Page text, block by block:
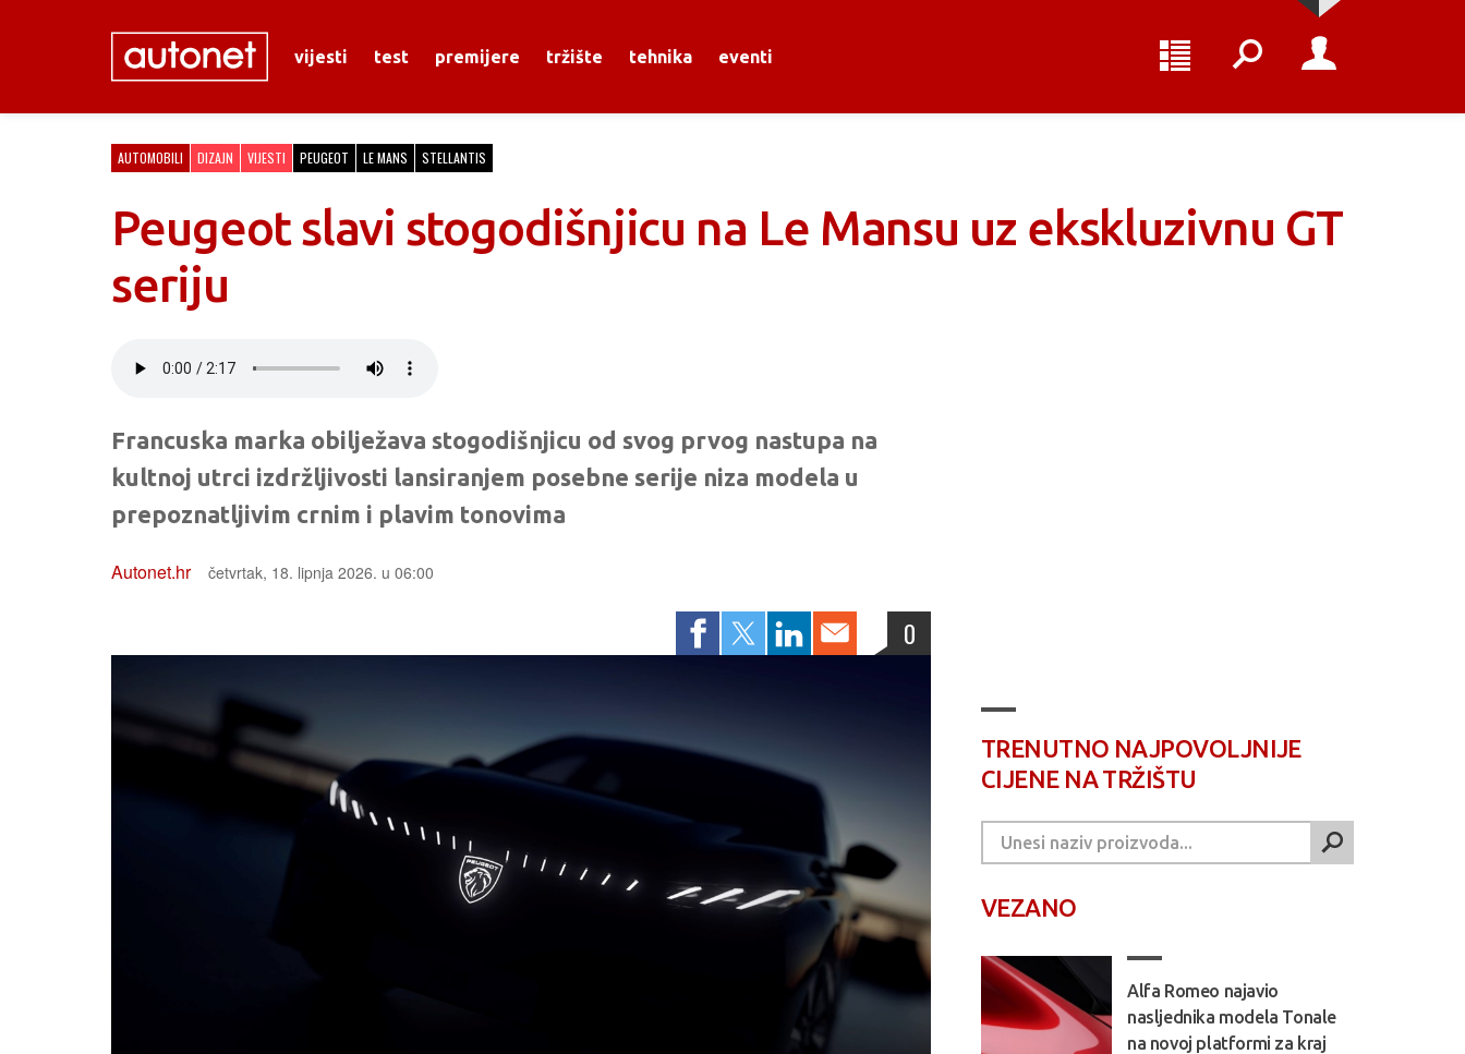
vijesti test premijere tržište tehnika eventi
AUTOMOBILI DIZAJN VIJESTI PEUGEOT LE MANS STELLANTIS
Peugeot slavi stogodišnjicu na Le Mansu uz ekskluzivnu GT
seriju
Francuska marka obilježava stogodišnjicu od svog prvog nastupa na
kultnoj utrci izdržljivosti lansiranjem posebne serije niza modela u
prepoznatljivim crnim i plavim tonovima
Autonet.hr četvrtak, 18. lipnja 2026. u 06:00
0
TRENUTNO NAJPOVOLJNIJE
CIJENE NA TRŽIŠTU
VEZANO
Alfa Romeo najavio
nasljednika modela Tonale
na novoj platformi za kraj